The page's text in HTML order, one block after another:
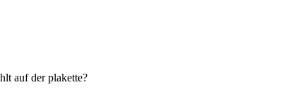
auf der plakette?